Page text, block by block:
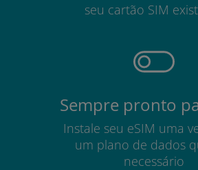
seu cartão SIM
Sempre pronto
Instale seu eSIM uma
um plano de dados
necessário